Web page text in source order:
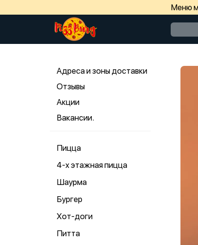
Меню
Адреса и зоны доставки
Отзывы
Акции
Вакансии.
Пицца
4-х этажная пицца
Шаурма
Бургер
Хот-доги
Питта